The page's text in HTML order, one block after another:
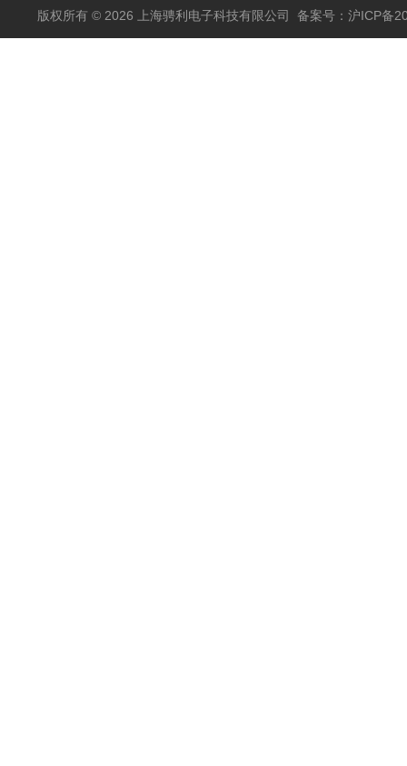
版权所有 © 2026 上海骋利电子科技有限公司 备案号：沪ICP备